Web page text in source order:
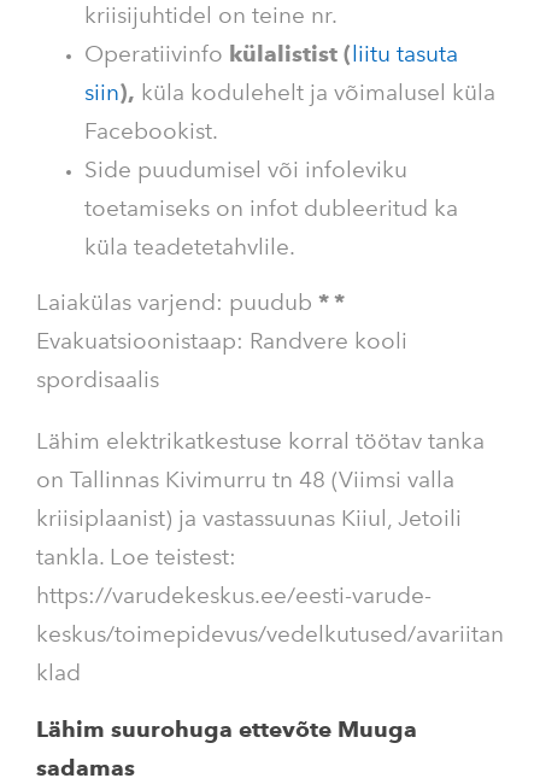
kriisijuhtidel on teine nr.
Operatiivinfo külalistist (liitu tasuta
siin), küla kodulehelt ja võimalusel küla
Facebookist.
Side puudumisel või infoleviku
toetamiseks on infot dubleeritud ka
küla teadetetahvlile.
Laiakülas varjend: puudub **
Evakuatsioonistaap: Randvere kooli
spordisaalis
Lähim elektrikatkestuse korral töötav tanka
on Tallinnas Kivimurru tn 48 (Viimsi valla
kriisiplaanist) ja vastassuunas Kiiul, Jetoili
tankla. Loe teistest:
https://varudekeskus.ee/eesti-varude-
keskus/toimepidevus/vedelkutused/avariitan
klad
Lähim suurohuga ettevõte Muuga
sadamas